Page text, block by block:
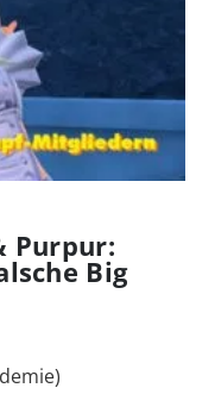
Purpur:
Big